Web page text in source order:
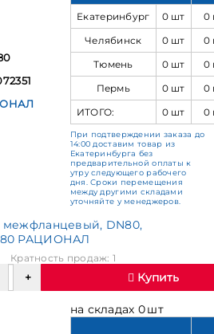
Екатеринбург
0 шт
0
Челябинск
0 шт
0
Тюмень
0 шт
0
Пермь
0 шт
0
ИТОГО:
0 шт 0
При подтверждении заказа до
14:00 доставим товар из
Екатеринбурга без
предварительной оплаты к
утру следующего рабочего
дня. Сроки перемещения
между другими складами
уточняйте у менеджеров.
межфланцевый, DN80,
РАЦИОНАЛ
Кратность продаж: 1
Купить
на складах 0 шт